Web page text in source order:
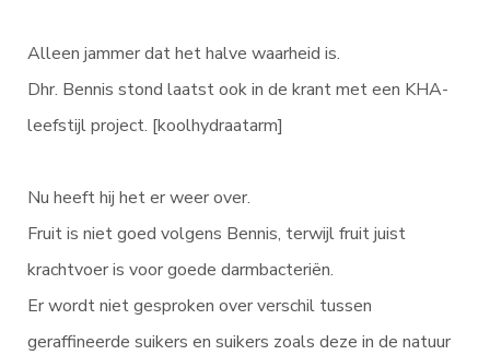
Alleen jammer dat het halve waarheid is.
Dhr. Bennis stond laatst ook in de krant met een KHA-
leefstijl project. [koolhydraatarm]
Nu heeft hij het er weer over.
Fruit is niet goed volgens Bennis, terwijl fruit juist
krachtvoer is voor goede darmbacteriën.
Er wordt niet gesproken over verschil tussen
geraffineerde suikers en suikers zoals deze in de natuur